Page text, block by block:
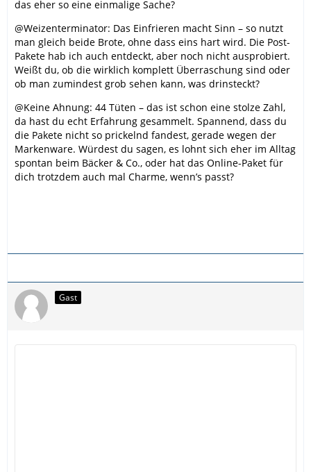
das eher so eine einmalige Sache?
@Weizenterminator: Das Einfrieren macht Sinn – so nutzt
man gleich beide Brote, ohne dass eins hart wird. Die Post-
Pakete hab ich auch entdeckt, aber noch nicht ausprobiert.
Weißt du, ob die wirklich komplett Überraschung sind oder
ob man zumindest grob sehen kann, was drinsteckt?
@Keine Ahnung: 44 Tüten – das ist schon eine stolze Zahl,
da hast du echt Erfahrung gesammelt. Spannend, dass du
die Pakete nicht so prickelnd fandest, gerade wegen der
Markenware. Würdest du sagen, es lohnt sich eher im Alltag
spontan beim Bäcker & Co., oder hat das Online-Paket für
dich trotzdem auch mal Charme, wenn’s passt?
Gast